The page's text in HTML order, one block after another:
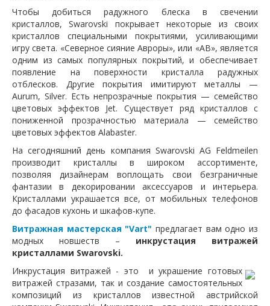
Чтобы добиться радужного блеска в свечении
кристаллов, Swarovski покрывает некоторые из своих
кристаллов специальными покрытиями, усиливающими
игру света. «Северное сияние Авроры», или «AB», является
одним из самых популярных покрытий, и обеспечивает
появление на поверхности кристалла радужных
отблесков. Другие покрытия имитируют металлы —
Aurum, Silver. Есть непрозрачные покрытия — семейство
цветовых эффектов Jet. Существует ряд кристаллов с
пониженной прозрачностью материала — семейство
цветовых эффектов Alabaster.
На сегодняшний день компания Swarovski AG Feldmeilen
производит кристаллы в широком ассортименте,
позволяя дизайнерам воплощать свои безграничные
фантазии в декорировании аксессуаров и интерьера.
Кристаллами украшается все, от мобильных телефонов
до фасадов кухонь и шкафов-купе.
Витражная мастерская "Vart" предлагает вам одно из
модных новшеств – инкрустация витражей
кристаллами Swarovski.
Инкрустация витражей - это и украшение готовых
витражей стразами, так и создание самостоятельных
композиций из кристаллов известной австрийской